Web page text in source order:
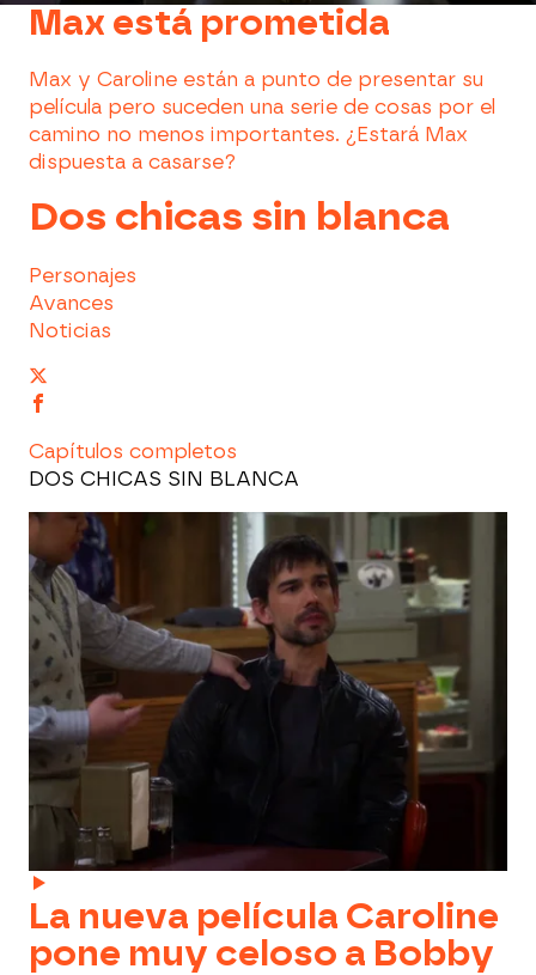
Max está prometida
Max y Caroline están a punto de presentar su
película pero suceden una serie de cosas por el
camino no menos importantes. ¿Estará Max
dispuesta a casarse?
Dos chicas sin blanca
Personajes
Avances
Noticias
Capítulos completos
DOS CHICAS SIN BLANCA
La nueva película Caroline
pone muy celoso a Bobby